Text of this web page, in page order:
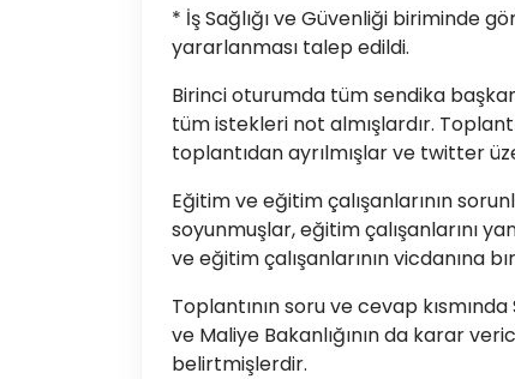
* İş Sağlığı ve Güvenliği biriminde
yararlanması talep edildi.
Birinci oturumda tüm sendika
tüm istekleri not almışlardır.
toplantıdan ayrılmışlar ve twitter
Eğitim ve eğitim çalışanlarının
soyunmuşlar, eğitim çalışanlarını
ve eğitim çalışanlarının vicdanına
Toplantının soru ve cevap
ve Maliye Bakanlığının da karar
belirtmişlerdir.